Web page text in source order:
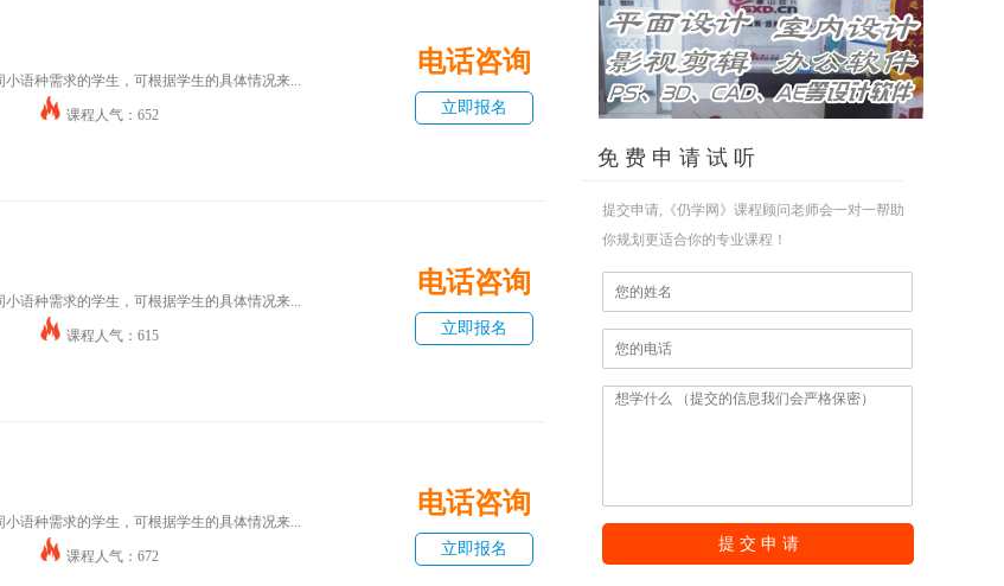
语种需求的学生，可根据学生的具体情况来...
课程人气：652
电话咨询
立即报名
语种需求的学生，可根据学生的具体情况来...
课程人气：615
电话咨询
立即报名
语种需求的学生，可根据学生的具体情况来...
课程人气：672
电话咨询
立即报名
免 费 申 请 试 听
提交申请,《仍学网》课程顾问老师会一对一帮助
你规划更适合你的专业课程！
提 交 申 请